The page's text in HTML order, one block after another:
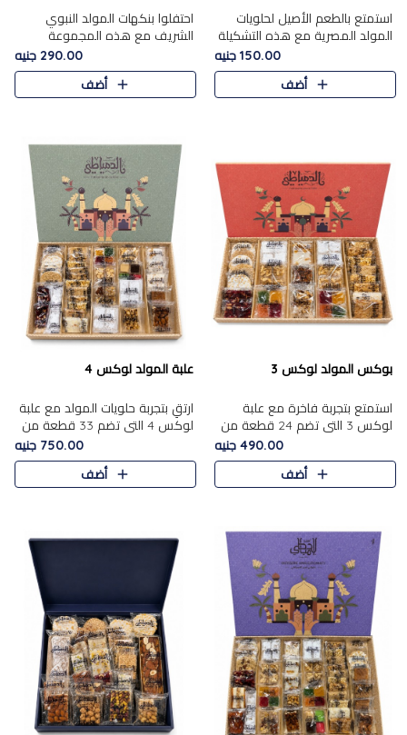
استمتع بالطعم الأصيل لحلويات
المولد المصرية مع هذه التشكيلة
المختارة بعناية من 9 قطع. تتضمن
التشكيلة جوزرية مع فول،ملبان
150.00 جنيه
أضف
احتفلوا بنكهات المولد النبوي
الشريف مع هذه المجموعة
الفاخرة المكونة من 19 قطعة،
والتي تم اختيارها بعناية فائقة لتُبرز
تشكيلة واسعة من الحلويات
290.00 جنيه
أضف
بوكس المولد لوكس 3
استمتع بتجربة فاخرة مع علبة
لوكس 3 التي تضم 24 قطعة من
أشهر حلويات المولد الشرقية
المختارة بعناية. تحتوي التشكيلة
على الجزرية بالفول، والملب..
490.00 جنيه
أضف
علبة المولد لوكس 4
ارتقِ بتجربة حلويات المولد مع علبة
لوكس 4 التي تضم 33 قطعة من
تشكيلة فاخرة ومتنوعة من أشهر
الأصناف الشرقية. تحتوي العلبة على
الجزرية بالفول،..
750.00 جنيه
أضف